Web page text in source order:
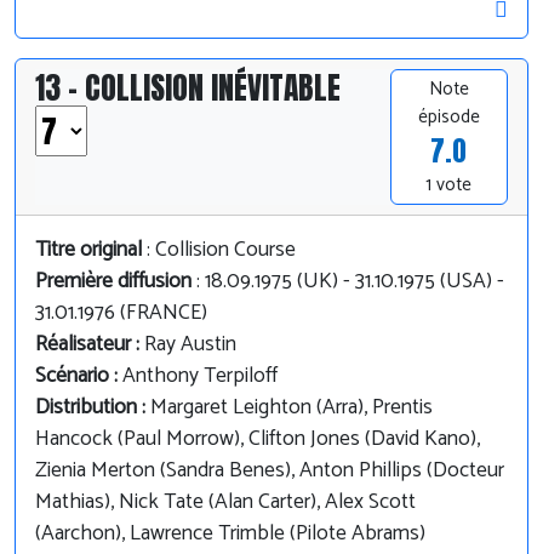
13 - COLLISION INÉVITABLE
Note
épisode
7.0
1 vote
Titre original: Collision Course
Première diffusion: 18.09.1975 (UK) - 31.10.1975 (USA) -
31.01.1976 (FRANCE)
Réalisateur :Ray Austin
Scénario :Anthony Terpiloff
Distribution :Margaret Leighton (Arra), Prentis
Hancock (Paul Morrow), Clifton Jones (David Kano),
Zienia Merton (Sandra Benes), Anton Phillips (Docteur
Mathias), Nick Tate (Alan Carter), Alex Scott
(Aarchon), Lawrence Trimble (Pilote Abrams)